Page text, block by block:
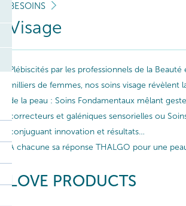
BESOINS
Visage
Plébiscités par les professionnels de la
milliers de femmes, nos soins visage révèlent
de la peau : Soins Fondamentaux mêlant
correcteurs et galéniques sensorielles ou
conjuguant innovation et résultats…
A chacune sa réponse THALGO pour une
LOVE PRODUCTS